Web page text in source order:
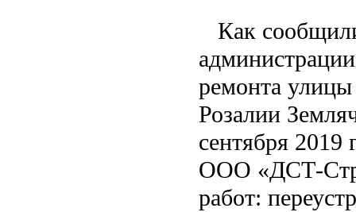
Как
ремонта
Розалии
сентября 2019
ООО «ДСТ-
работ: